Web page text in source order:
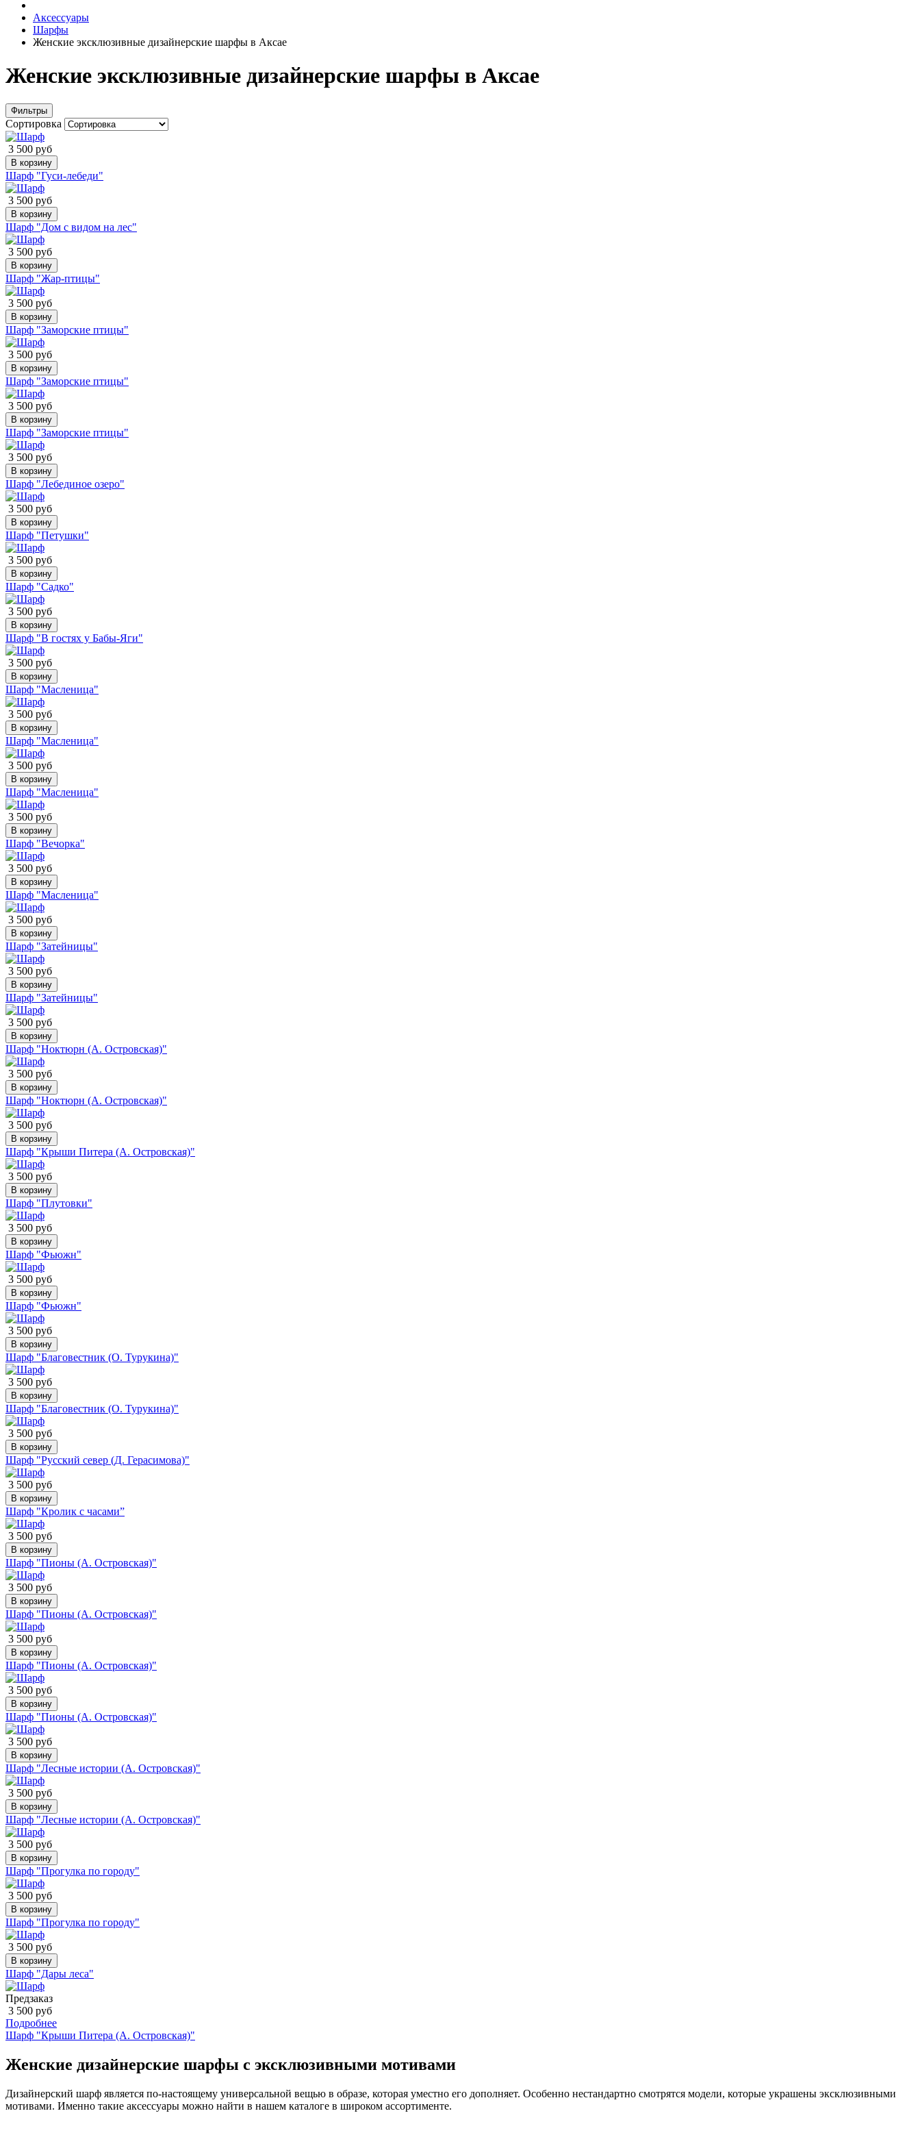
Аксессуары
Шарфы
Женские эксклюзивные дизайнерские шарфы в Аксае
Женские эксклюзивные дизайнерские шарфы в Аксае
Фильтры
Сортировка
3 500 руб
В корзину
Шарф "Гуси-лебеди"
3 500 руб
В корзину
Шарф "Дом с видом на лес"
3 500 руб
В корзину
Шарф "Жар-птицы"
3 500 руб
В корзину
Шарф "Заморские птицы"
3 500 руб
В корзину
Шарф "Заморские птицы"
3 500 руб
В корзину
Шарф "Заморские птицы"
3 500 руб
В корзину
Шарф "Лебединое озеро"
3 500 руб
В корзину
Шарф "Петушки"
3 500 руб
В корзину
Шарф "Садко"
3 500 руб
В корзину
Шарф "В гостях у Бабы-Яги"
3 500 руб
В корзину
Шарф "Масленица"
3 500 руб
В корзину
Шарф "Масленица"
3 500 руб
В корзину
Шарф "Масленица"
3 500 руб
В корзину
Шарф "Вечорка"
3 500 руб
В корзину
Шарф "Масленица"
3 500 руб
В корзину
Шарф "Затейницы"
3 500 руб
В корзину
Шарф "Затейницы"
3 500 руб
В корзину
Шарф "Ноктюрн (А. Островская)"
3 500 руб
В корзину
Шарф "Ноктюрн (А. Островская)"
3 500 руб
В корзину
Шарф "Крыши Питера (А. Островская)"
3 500 руб
В корзину
Шарф "Плутовки"
3 500 руб
В корзину
Шарф "Фьюжн"
3 500 руб
В корзину
Шарф "Фьюжн"
3 500 руб
В корзину
Шарф "Благовестник (О. Турукина)"
3 500 руб
В корзину
Шарф "Благовестник (О. Турукина)"
3 500 руб
В корзину
Шарф "Русский север (Д. Герасимова)"
3 500 руб
В корзину
Шарф "Кролик с часами”
3 500 руб
В корзину
Шарф "Пионы (А. Островская)"
3 500 руб
В корзину
Шарф "Пионы (А. Островская)"
3 500 руб
В корзину
Шарф "Пионы (А. Островская)"
3 500 руб
В корзину
Шарф "Пионы (А. Островская)"
3 500 руб
В корзину
Шарф "Лесные истории (А. Островская)"
3 500 руб
В корзину
Шарф "Лесные истории (А. Островская)"
3 500 руб
В корзину
Шарф "Прогулка по городу"
3 500 руб
В корзину
Шарф "Прогулка по городу"
3 500 руб
В корзину
Шарф "Дары леса"
Предзаказ
3 500 руб
Подробнее
Шарф "Крыши Питера (А. Островская)"
Женские дизайнерские шарфы с эксклюзивными мотивами
Дизайнерский шарф является по-настоящему универсальной вещью в образе, которая уместно его дополняет. Особенно нестандартно смотрятся модели, которые украшены эксклюзивными
мотивами. Именно такие аксессуары можно найти в нашем каталоге в широком ассортименте.